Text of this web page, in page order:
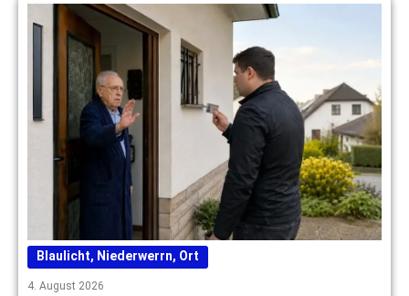
Blaulicht, Niederwerrn, Ort
4. August 2026